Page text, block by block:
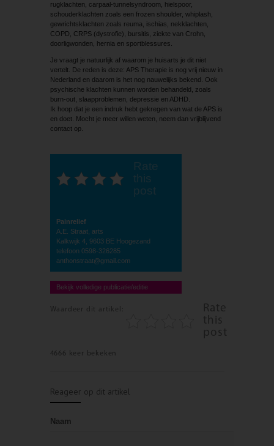
rugklachten, carpaal-tunnelsyndroom, hielspoor,
schouderklachten zoals een frozen shoulder, whiplash,
gewrichtsklachten zoals reuma, ischias, nekklachten,
COPD, CRPS (dystrofie), bursitis, ziekte van Crohn,
doorligwonden, hernia en sportblessures.
Je vraagt je natuurlijk af waarom je huisarts je dit niet
vertelt. De reden is deze: APS Therapie is nog vrij nieuw in
Nederland en daarom is het nog nauwelijks bekend. Ook
psychische klachten kunnen worden behandeld, zoals
burn-out, slaapproblemen, depressie en ADHD.
Ik hoop dat je een indruk hebt gekregen van wat de APS is
en doet. Mocht je meer willen weten, neem dan vrijblijvend
contact op.
Rate
this
post
Painrelief
A.E. Straat, arts
Kalkwijk 4, 9603 BE Hoogezand
telefoon 0598-326285
anthonstraat@gmail.com
Bekijk volledige publicatie/editie
Waardeer dit artikel:
Rate
this
post
4666 keer bekeken
Reageer op dit artikel
Naam